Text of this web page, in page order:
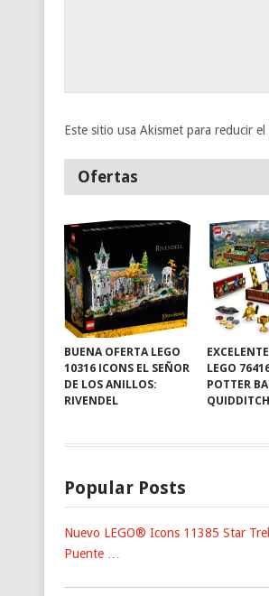
Este sitio usa Akismet para reducir el
Ofertas
BUENA OFERTA LEGO
10316 ICONS EL SEÑOR
DE LOS ANILLOS:
RIVENDEL
LEGO
POTTER
QUIDDITCH
Popular Posts
Nuevo LEGO® Icons 11385 Star
Puente …